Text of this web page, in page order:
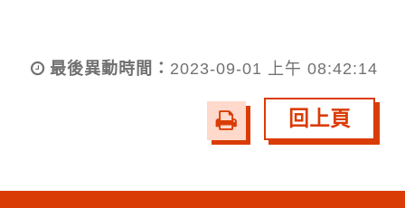
最後異動時間： 2023-09-01 上午 08:42:14
友
善
印
回上頁